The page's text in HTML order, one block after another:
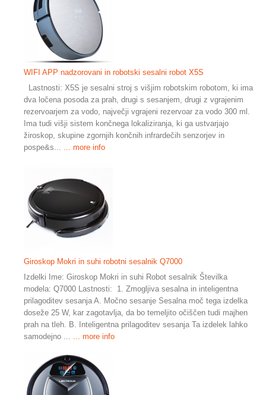
WIFI APP nadzorovani in robotski sesalni robot X5S
Lastnosti: X5S je sesalni stroj s višjim robotskim robotom, ki ima
dva ločena posoda za prah, drugi s sesanjem, drugi z vgrajenim
rezervoarjem za vodo, največji vgrajeni rezervoar za vodo 300 ml.
Ima tudi višji sistem končnega lokaliziranja, ki ga ustvarjajo
žiroskop, skupine zgornjih končnih infrardečih senzorjev in
pospe&s...
... more info
Giroskop Mokri in suhi robotni sesalnik Q7000
Izdelki Ime: Giroskop Mokri in suhi Robot sesalnik Številka
modela: Q7000 Lastnosti: 1. Zmogljiva sesalna in inteligentna
prilagoditev sesanja A. Močno sesanje Sesalna moč tega izdelka
doseže 25 W, kar zagotavlja, da bo temeljito očiščen tudi majhen
prah na tleh. B. Inteligentna prilagoditev sesanja Ta izdelek lahko
samodejno ...
... more info